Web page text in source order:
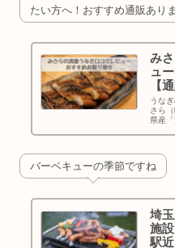
たい方へ！おすすめ通販あり
み
ュ
【
うな
さら
県産
バーベキューの季節ですね
埼
施
駅